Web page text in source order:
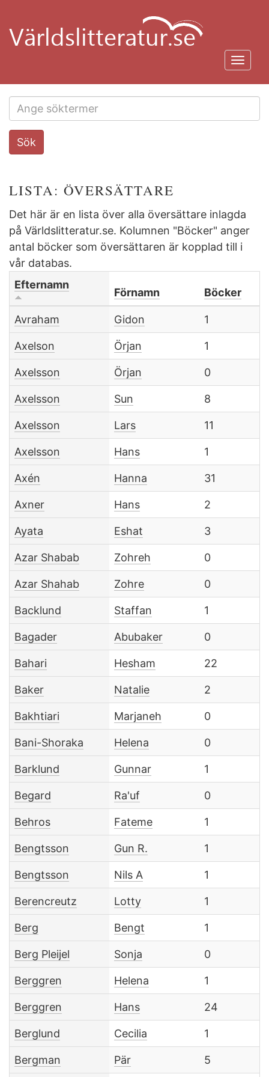
huvudinnehåll
Search
this
Sök
LISTA: ÖVERSÄTTARE
Det här är en lista över alla översättare inlagda
på Världslitteratur.se. Kolumnen "Böcker" anger
antal böcker som översättaren är kopplad till i
vår databas.
Efternamn
Förnamn Böcker
Avraham Gidon 1
Axelson Örjan 1
Axelsson Örjan 0
Axelsson Sun 8
Axelsson Lars 11
Axelsson Hans 1
Axén Hanna 31
Axner Hans 2
Ayata Eshat 3
Azar Shabab Zohreh 0
Azar Shahab Zohre 0
Backlund Staffan 1
Bagader Abubaker 0
Bahari Hesham 22
Baker Natalie 2
Bakhtiari Marjaneh 0
Bani-Shoraka Helena 0
Barklund Gunnar 1
Begard Ra'uf 0
Behros Fateme 1
Bengtsson Gun R. 1
Bengtsson Nils A 1
Berencreutz Lotty 1
Berg Bengt 1
Berg Pleijel Sonja 0
Berggren Helena 1
Berggren Hans 24
Berglund Cecilia 1
Bergman Pär 5